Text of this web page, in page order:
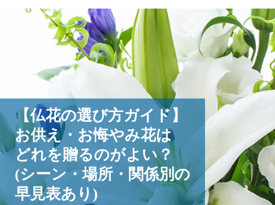
【仏花の選び方ガイド】
お供え・お悔やみ花は
どれを贈るのがよい？
(シーン・場所・関係別の
早見表あり)